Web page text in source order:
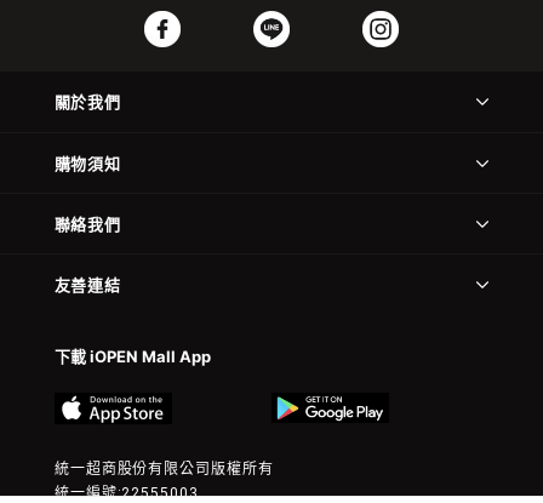
關於我們
購物須知
聯絡我們
友善連結
下載 iOPEN Mall App
統一超商股份有限公司版權所有
統一編號:22555003